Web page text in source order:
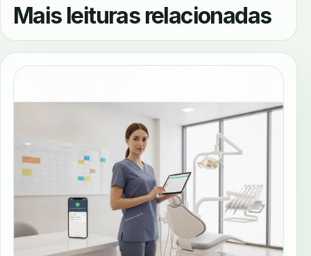
Mais leituras relacionadas